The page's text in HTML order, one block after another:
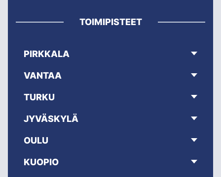
TOIMIPISTEET
PIRKKALA
VANTAA
TURKU
JYVÄSKYLÄ
OULU
KUOPIO